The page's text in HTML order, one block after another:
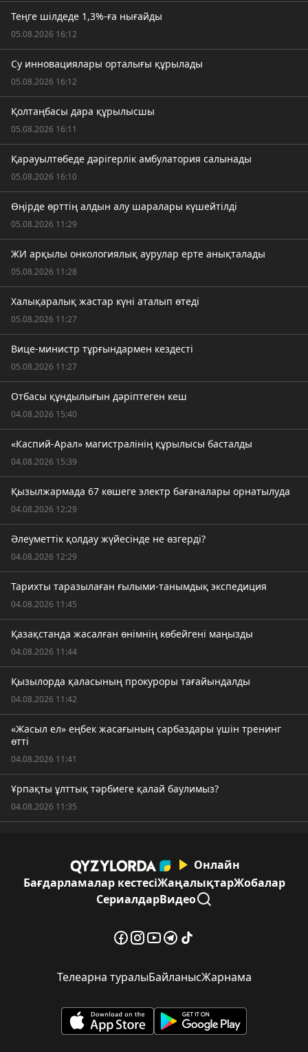
Теңге шілдеде 1,3%-ға нығайды
05.08.2026 16:12
Су инновациялары орталығы құрылады
05.08.2026 16:12
Қолтаңбасы дара құрылысшы
05.08.2026 16:11
Қарауылтөбеде дәрігерлік амбулатория салынады
05.08.2026 16:10
Өңірде өрттің алдын алу шаралары күшейтілді
05.08.2026 11:29
ЖИ арқылы онкологиялық аурулар ерте анықталады
05.08.2026 11:28
Халықаралық жастар күні аталып өтеді
05.08.2026 11:27
Вице-министр тұрғындармен кездесті
05.08.2026 11:27
Отбасы құндылығын дәріптеген кеш
04.08.2026 15:40
«Каспий-Арал» магистралінің құрылысы басталды
04.08.2026 15:39
Қызылжармада 67 көшеге электр бағаналары орнатылуда
04.08.2026 12:29
Әлеуметтік қолдау жүйесінде не өзгерді?
04.08.2026 12:29
Тарихты таразылаған ғылыми-танымдық экспедиция
04.08.2026 11:45
Қазақстанда жасалған өнімнің көбейгені маңызды
04.08.2026 11:44
Қызылорда қаласының прокуроры тағайындалды
04.08.2026 11:42
«Жасыл ел» еңбек жасағының сарбаздары үшін тренинг
өтті
04.08.2026 11:41
Ұрпақты ұлттық тәрбиеге қалай баулимыз?
04.08.2026 11:35
Онлайн
Бағдарламалар кестесіЖаңалықтарЖобалар
СериалдарВидео
Телеарна туралыБайланысЖарнама